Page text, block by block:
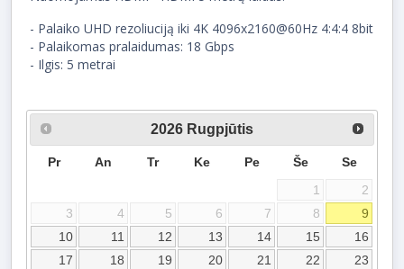
- Palaiko UHD rezoliuciją iki 4K 4096x2160@60Hz 4:4:4 8bit
- Palaikomas pralaidumas: 18 Gbps
- Ilgis: 5 metrai
2026 Rugpjūtis
Pr An Tr Ke Pe Še
Se
1
2
3
4 5 6 7 8
9
10
11 12 13 14 15
16
17
18 19 20 21 22
23